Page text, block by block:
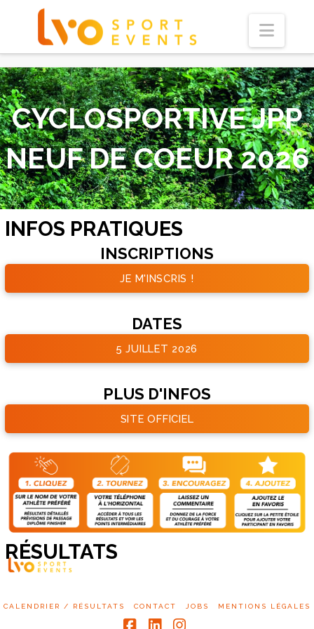
CYCLOSPORTIVE JPP
NEUF DE COEUR 2026
INFOS PRATIQUES
INSCRIPTIONS
JE M'INSCRIS !
DATES
5 JUILLET 2026
PLUS D'INFOS
SITE OFFICIEL
RÉSULTATS
CALENDRIER / RÉSULTATS CONTACT JOBS MENTIONS LÉGALES